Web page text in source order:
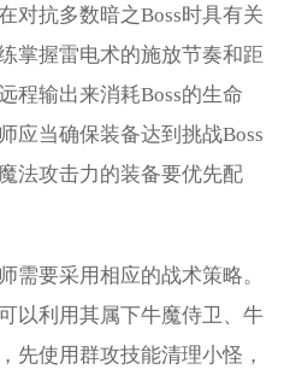
对抗多数暗之Boss时具有关
掌握雷电术的施放节奏和距
程输出来消耗Boss的生命
应当确保装备达到挑战Boss
法攻击力的装备要优先配
需要采用相应的战术策略。
以利用其属下牛魔侍卫、牛
先使用群攻技能清理小怪，